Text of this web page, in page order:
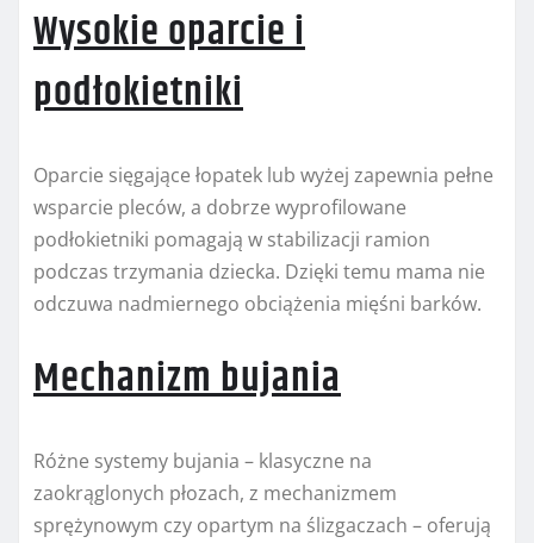
Wysokie oparcie i
podłokietniki
Oparcie sięgające łopatek lub wyżej zapewnia pełne
wsparcie pleców, a dobrze wyprofilowane
podłokietniki pomagają w stabilizacji ramion
podczas trzymania dziecka. Dzięki temu mama nie
odczuwa nadmiernego obciążenia mięśni barków.
Mechanizm bujania
Różne systemy bujania – klasyczne na
zaokrąglonych płozach, z mechanizmem
sprężynowym czy opartym na ślizgaczach – oferują